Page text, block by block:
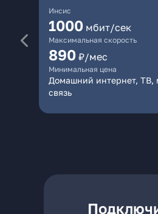
Инсис
1000 мбит/сек
Максимальная скорость
890 ₽/мес
Минимальная цена
Домашний интернет, ТВ,
связь